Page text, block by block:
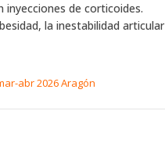
inyecciones de corticoides.
la inestabilidad articular
abr 2026 Aragón